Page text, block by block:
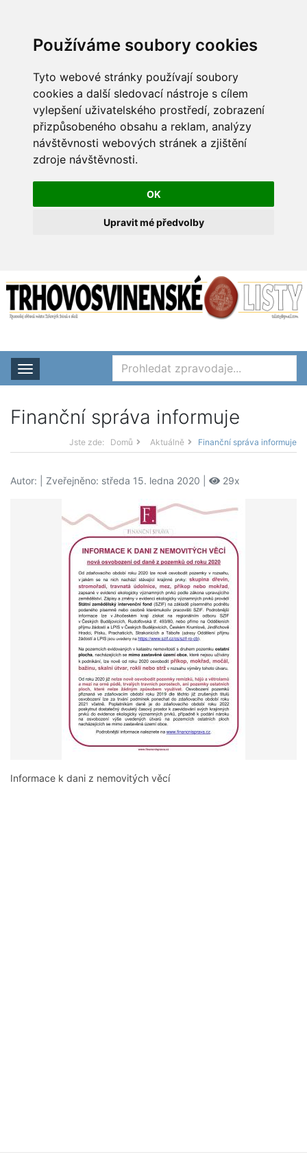
Používáme soubory cookies
Tyto webové stránky používají soubory
cookies a další sledovací nástroje s cílem
vylepšení uživatelského prostředí, zobrazení
přizpůsobeného obsahu a reklam, analýzy
návštěvnosti webových stránek a zjištění
zdroje návštěvnosti.
OK
Upravit mé předvolby
Rozbalit nabídku
Finanční správa informuje
Jste zde: Domů Aktuálně Finanční správa informuje
Autor: | Zveřejněno: středa 15. ledna 2020 | 29x
Informace k dani z nemovitých věcí